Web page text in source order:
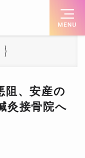
阻、安産の
灸接骨院へ